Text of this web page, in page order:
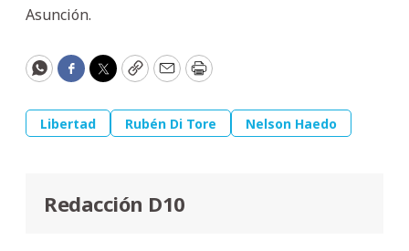
Asunción.
WhatsApp
Facebook
Twitter
CopyEmailPrint
Libertad Rubén Di Tore Nelson Haedo
Redacción D10